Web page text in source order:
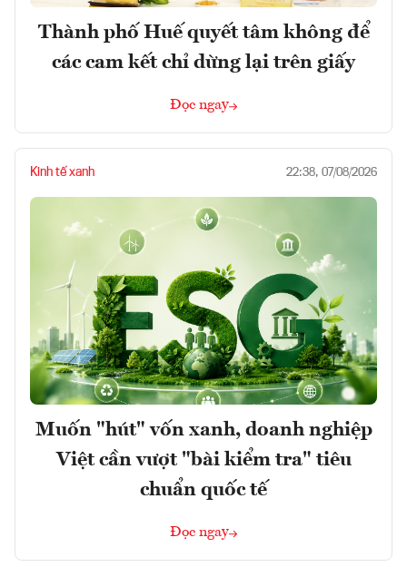
Thành phố Huế quyết tâm không để
các cam kết chỉ dừng lại trên giấy
Đọc ngay
Kinh tế xanh 22:38, 07/08/2026
Muốn "hút" vốn xanh, doanh nghiệp
Việt cần vượt "bài kiểm tra" tiêu
chuẩn quốc tế
Đọc ngay